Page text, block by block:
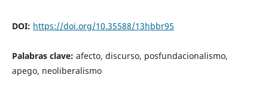
DOI: https://doi.org/10.35588/13hbbr95
Palabras clave: afecto, discurso, posfundacionalismo,
apego, neoliberalismo